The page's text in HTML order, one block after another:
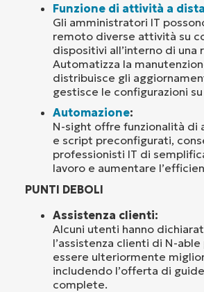
Funzione di attività a
Gli amministratori IT
remoto diverse attività su
dispositivi all’interno di una
Automatizza la
distribuisce gli
gestisce le configurazioni
Automazione:
N-sight offre funzionalità di
e script preconfigurati,
professionisti IT di
lavoro e aumentare
PUNTI DEBOLI
Assistenza clienti:
Alcuni utenti hanno
l’assistenza clienti di N-
essere ulteriormente
includendo l’offerta di
complete.